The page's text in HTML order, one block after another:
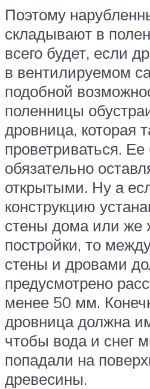
Поэтому
складывают в
всего будет, если
в вентилируемом
подобной
поленницы
дровница, которая
проветриваться.
обязательно
открытыми. Ну а
конструкцию
стены дома или же
постройки, то
стены и дровами
предусмотрено
менее 50 мм.
дровница должна
чтобы вода и снег
попадали на
древесины.